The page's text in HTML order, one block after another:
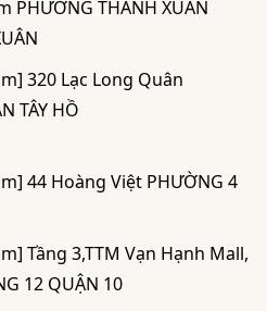
PHƯỜNG THANH XUÂN
320 Lạc Long Quân
TÂY HỒ
44 Hoàng Việt PHƯỜNG 4
Tầng 3,TTM Vạn Hạnh Mall,
12 QUẬN 10